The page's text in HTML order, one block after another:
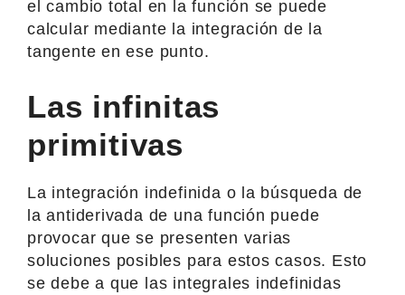
el cambio total en la función se puede
calcular mediante la integración de la
tangente en ese punto.
Las infinitas
primitivas
La integración indefinida o la búsqueda de
la antiderivada de una función puede
provocar que se presenten varias
soluciones posibles para estos casos. Esto
se debe a que las integrales indefinidas